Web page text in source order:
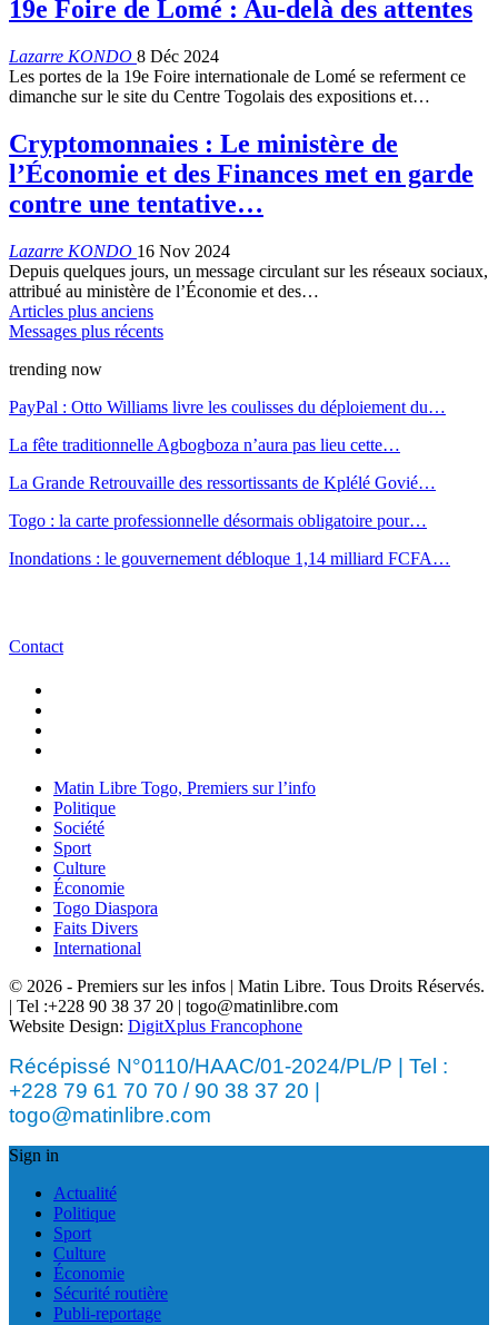
19e Foire de Lomé : Au-delà des attentes
Lazarre KONDO 8 Déc 2024
Les portes de la 19e Foire internationale de Lomé se referment ce
dimanche sur le site du Centre Togolais des expositions et…
Cryptomonnaies : Le ministère de
l’Économie et des Finances met en garde
contre une tentative…
Lazarre KONDO 16 Nov 2024
Depuis quelques jours, un message circulant sur les réseaux sociaux,
attribué au ministère de l’Économie et des…
Articles plus anciens
Messages plus récents
trending now
PayPal : Otto Williams livre les coulisses du déploiement du…
La fête traditionnelle Agbogboza n’aura pas lieu cette…
La Grande Retrouvaille des ressortissants de Kplélé Govié…
Togo : la carte professionnelle désormais obligatoire pour…
Inondations : le gouvernement débloque 1,14 milliard FCFA…
Contact
Matin Libre Togo, Premiers sur l’info
Politique
Société
Sport
Culture
Économie
Togo Diaspora
Faits Divers
International
© 2026 - Premiers sur les infos | Matin Libre. Tous Droits Réservés.
| Tel :+228 90 38 37 20 | togo@matinlibre.com
Website Design: DigitXplus Francophone
Récépissé N°0110/HAAC/01-2024/PL/P | Tel :
+228 79 61 70 70 / 90 38 37 20 |
togo@matinlibre.com
Sign in
Actualité
Politique
Sport
Culture
Économie
Sécurité routière
Publi-reportage